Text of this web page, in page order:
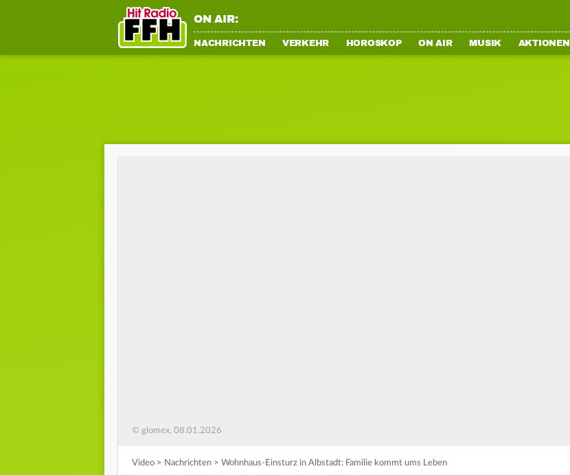
ON AIR:
NACHRICHTEN VERKEHR HOROSKOP ON AIR MUSIK AKTIONEN
© glomex, 08.01.2026
Video > Nachrichten > Wohnhaus-Einsturz in Albstadt: Familie kommt ums Leben